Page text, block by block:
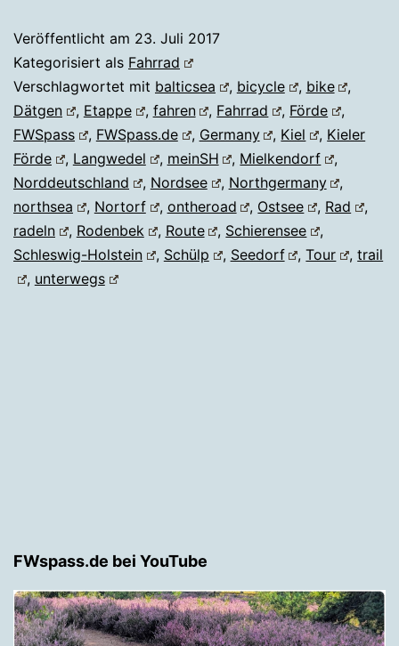
Veröffentlicht am 23. Juli 2017
Kategorisiert als Fahrrad
Verschlagwortet mit balticsea , bicycle , bike
,
Dätgen
, Etappe , fahren , Fahrrad , Förde
,
FWSpass
, FWSpass.de , Germany , Kiel , Kieler
Förde
, Langwedel , meinSH , Mielkendorf
,
Norddeutschland
, Nordsee , Northgermany
,
northsea
, Nortorf , ontheroad , Ostsee , Rad
,
radeln
, Rodenbek , Route , Schierensee
,
Schleswig-Holstein
, Schülp , Seedorf ,Tour ,trail
, unterwegs
FWspass.de bei YouTube